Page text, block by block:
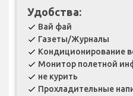
Удобства:
check Вай фай
check Газеты/Журналы
check Кондиционирование
check Монитор полетной
check не курить
check Прохладительные